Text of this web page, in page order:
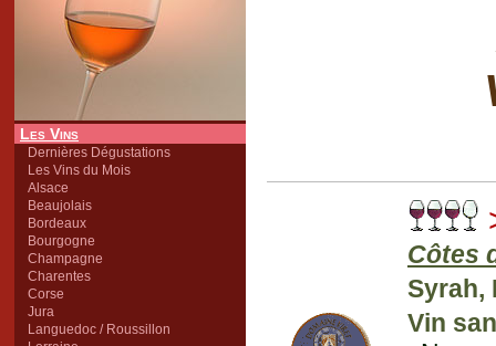
Les Vins
Dernières Dégustations
Les Vins du Mois
Alsace
Beaujolais
Bordeaux
Bourgogne
Champagne
Charentes
Corse
Jura
Languedoc / Roussillon
Côtes
Syrah,
Vin